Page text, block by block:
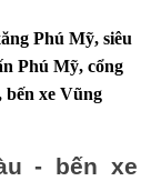
Phú Mỹ, siêu
Phú Mỹ, cổng
xe Vũng
- bến xe